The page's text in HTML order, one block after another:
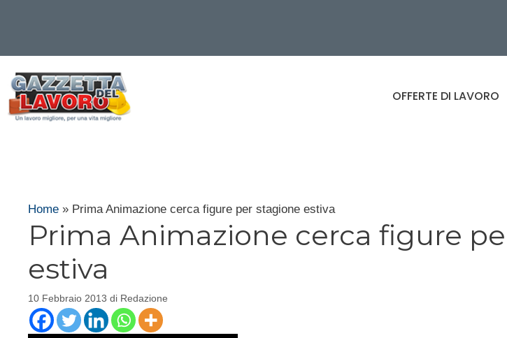
contenuto
OFFERTE DI LAVORO
Home » Prima Animazione cerca figure per stagione estiva
Prima Animazione cerca figure
estiva
10 Febbraio 2013 di Redazione